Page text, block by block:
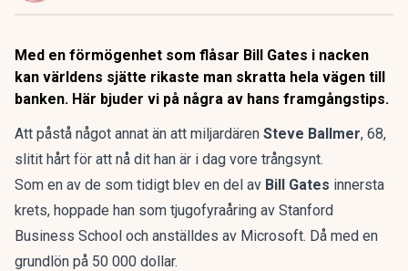
Med en förmögenhet som flåsar Bill Gates i nacken
kan världens sjätte rikaste man skratta hela vägen till
banken. Här bjuder vi på några av hans framgångstips.
Att påstå något annat än att miljardären Steve Ballmer, 68,
slitit hårt för att nå dit han är i dag vore trångsynt.
Som en av de som tidigt blev en del av Bill Gates innersta
krets, hoppade han som tjugofyraåring av Stanford
Business School och anställdes av Microsoft. Då med en
grundlön på 50 000 dollar.